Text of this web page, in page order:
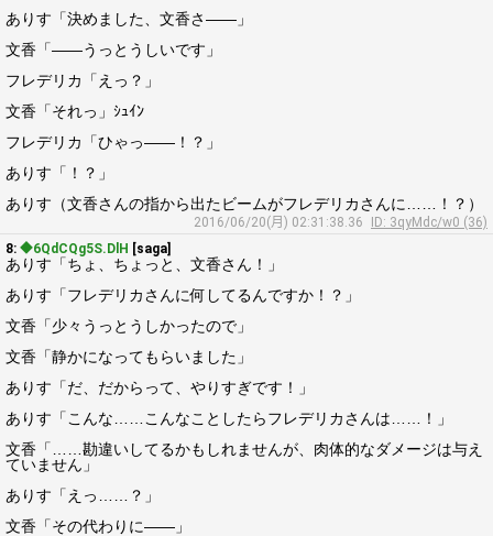
ありす「決めました、文香さ――」
文香「――うっとうしいです」
フレデリカ「えっ？」
文香「それっ」ｼｭｲﾝ
フレデリカ「ひゃっ――！？」
ありす「！？」
ありす（文香さんの指から出たビームがフレデリカさんに……！？）
2016/06/20(月) 02:31:38.36
ID: 3qyMdc/w0 (36)
8: ◆6QdCQg5S.DlH [saga]
ありす「ちょ、ちょっと、文香さん！」
ありす「フレデリカさんに何してるんですか！？」
文香「少々うっとうしかったので」
文香「静かになってもらいました」
ありす「だ、だからって、やりすぎです！」
ありす「こんな……こんなことしたらフレデリカさんは……！」
文香「……勘違いしてるかもしれませんが、肉体的なダメージは与え
ていません」
ありす「えっ……？」
文香「その代わりに――」